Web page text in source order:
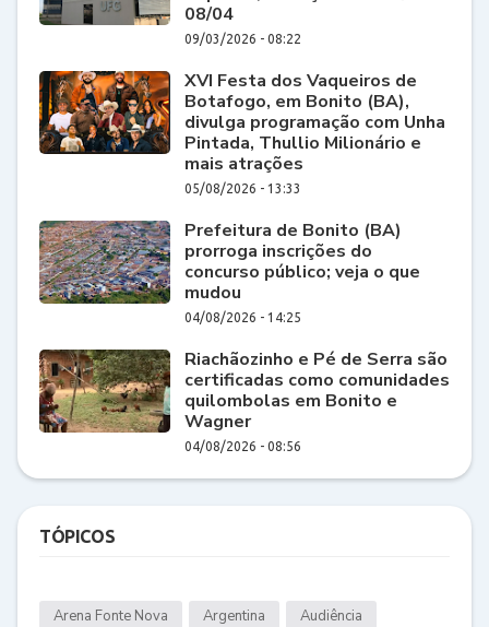
08/04
09/03/2026 - 08:22
XVI Festa dos Vaqueiros de
Botafogo, em Bonito (BA),
divulga programação com Unha
Pintada, Thullio Milionário e
mais atrações
05/08/2026 - 13:33
Prefeitura de Bonito (BA)
prorroga inscrições do
concurso público; veja o que
mudou
04/08/2026 - 14:25
Riachãozinho e Pé de Serra são
certificadas como comunidades
quilombolas em Bonito e
Wagner
04/08/2026 - 08:56
TÓPICOS
Arena Fonte Nova Argentina Audiência